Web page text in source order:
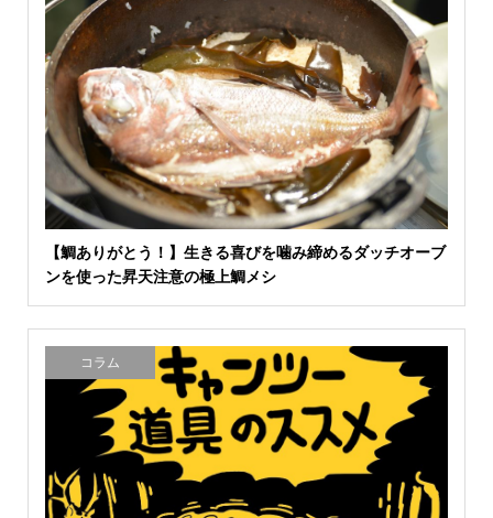
【鯛ありがとう！】生きる喜びを噛み締めるダッチオーブ
ンを使った昇天注意の極上鯛メシ
コラム